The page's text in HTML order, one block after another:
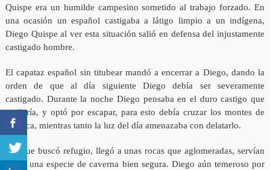
Quispe era un humilde campesino sometido al trabajo forzado. En
una ocasión un español castigaba a látigo limpio a un indígena,
Diego Quispe al ver esta situación salió en defensa del injustamente
castigado hombre.
El capataz español sin titubear mandó a encerrar a Diego, dando la
orden de que al día siguiente Diego debía ser severamente
castigado. Durante la noche Diego pensaba en el duro castigo que
recibiría, y optó por escapar, para esto debía cruzar los montes de
Huanca, mientras tanto la luz del día amenazaba con delatarlo.
Así que buscó refugio, llegó a unas rocas que aglomeradas, servían
como una especie de caverna bien segura. Diego aún temeroso por